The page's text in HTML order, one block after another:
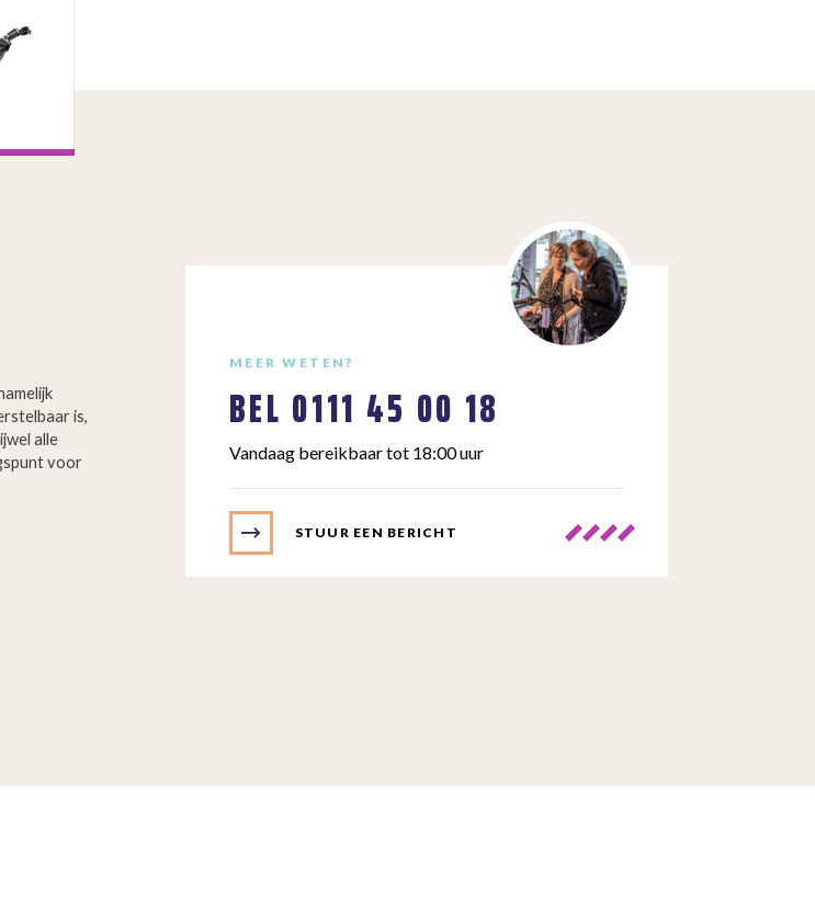
is,
alle
voor
MEER WETEN?
BEL 0111 45 00 18
Vandaag bereikbaar tot 18:00 uur
STUUR EEN BERICHT